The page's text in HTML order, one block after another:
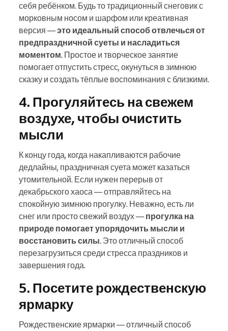
себя ребёнком. Будь то традиционный снеговик с
морковным носом и шарфом или креативная
версия —это идеальный способ отвлечься от
предпраздничной суеты и насладиться
моментом. Простое и творческое занятие
помогает отпустить стресс, окунуться в зимнюю
сказку и создать тёплые воспоминания с близкими.
4. Прогуляйтесь на свежем
воздухе, чтобы очистить
мысли
К концу года, когда накапливаются рабочие
дедлайны, праздничная суета может казаться
утомительной. Если нужен перерыв от
декабрьского хаоса — отправляйтесь на
спокойную зимнюю прогулку. Неважно, есть ли
снег или просто свежий воздух — прогулка на
природе помогает упорядочить мысли и
восстановить силы. Это отличный способ
перезагрузиться среди стресса праздников и
завершения года.
5. Посетите рождественскую
ярмарку
Рождественские ярмарки — отличный способ